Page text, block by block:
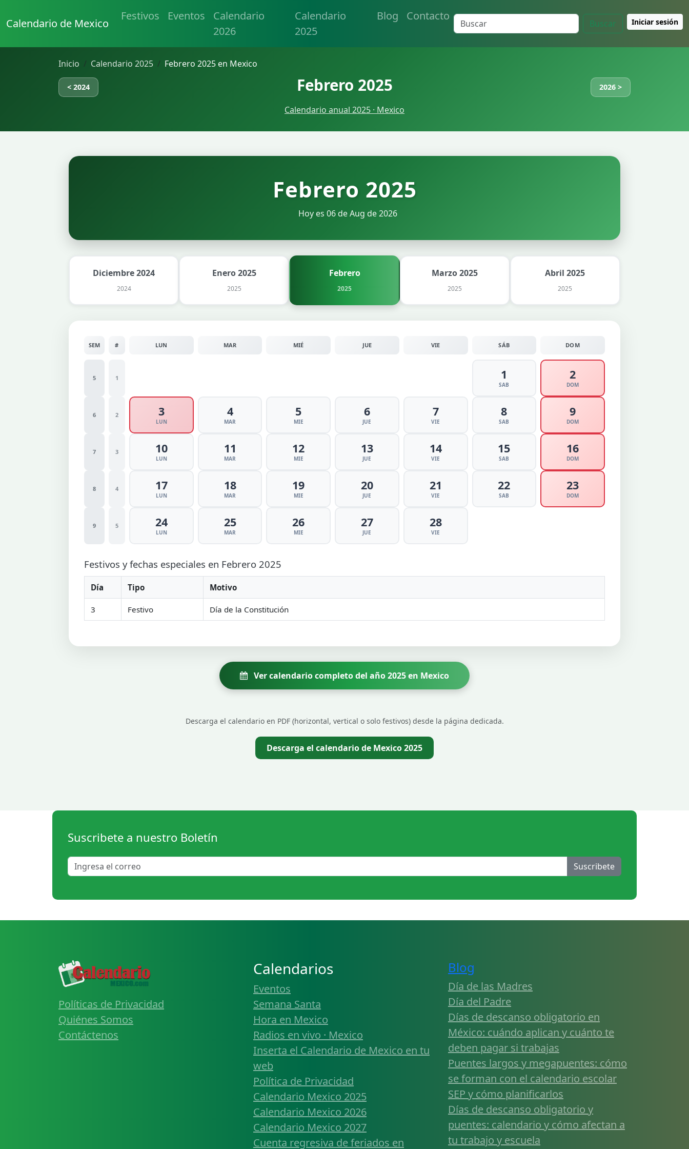
Calendario de Mexico
Festivos Eventos
Calendario
2026
Calendario
2025
Blog Contacto
Buscar Iniciar sesión
Inicio Calendario 2025 Febrero 2025 en Mexico
< 2024 Febrero 2025 2026 >
Calendario anual 2025 · Mexico
Febrero 2025
Hoy es 06 de Aug de 2026
Diciembre 2024
2024
Enero 2025
2025
Febrero
2025
Marzo 2025
2025
Abril 2025
2025
SEM # LUN MAR MIÉ JUE VIE SÁB DOM
5 1 1
SAB
2
DOM
6 2 3
LUN
4
MAR
5
MIE
6
JUE
7
VIE
8
SAB
9
DOM
7 3 10
LUN
11
MAR
12
MIE
13
JUE
14
VIE
15
SAB
16
DOM
8 4 17
LUN
18
MAR
19
MIE
20
JUE
21
VIE
22
SAB
23
DOM
9 5 24
LUN
25
MAR
26
MIE
27
JUE
28
VIE
Festivos y fechas especiales en Febrero 2025
Día Tipo Motivo
3 Festivo Día de la Constitución
Ver calendario completo del año 2025 en Mexico
Descarga el calendario en PDF (horizontal, vertical o solo festivos) desde la página dedicada.
Descarga el calendario de Mexico 2025
Suscribete a nuestro Boletín
Suscribete
Políticas de Privacidad
Quiénes Somos
Contáctenos
Calendarios
Eventos
Semana Santa
Hora en Mexico
Radios en vivo · Mexico
Inserta el Calendario de Mexico en tu
web
Política de Privacidad
Calendario Mexico 2025
Calendario Mexico 2026
Calendario Mexico 2027
Cuenta regresiva de feriados en
Blog
Día de las Madres
Día del Padre
Días de descanso obligatorio en
México: cuándo aplican y cuánto te
deben pagar si trabajas
Puentes largos y megapuentes: cómo
se forman con el calendario escolar
SEP y cómo planificarlos
Días de descanso obligatorio y
puentes: calendario y cómo afectan a
tu trabajo y escuela